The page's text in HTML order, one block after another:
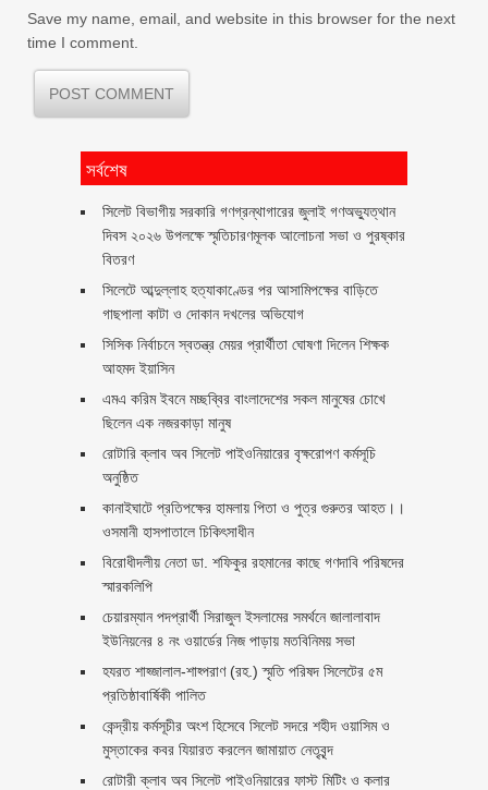
Save my name, email, and website in this browser for the next
time I comment.
সর্বশেষ
সিলেট বিভাগীয় সরকারি গণগ্রন্থাগারের জুলাই গণঅভ্যুত্থান
দিবস ২০২৬ উপলক্ষে স্মৃতিচারণমূলক আলোচনা সভা ও পুরষ্কার
বিতরণ ‎ ‎
সিলেটে আব্দুল্লাহ হত্যাকাণ্ডের পর আসামিপক্ষের বাড়িতে
গাছপালা কাটা ও দোকান দখলের অভিযোগ
সিসিক নির্বাচনে স্বতন্ত্র মেয়র প্রার্থীতা ঘোষণা দিলেন শিক্ষক
আহমদ ইয়াসিন
এমএ করিম ইবনে মচ্ছব্বির বাংলাদেশের সকল মানুষের চোখে
ছিলেন এক নজরকাড়া মানুষ ‎
রোটারি ক্লাব অব সিলেট পাইওনিয়ারের বৃক্ষরোপণ কর্মসূচি
অনুষ্ঠিত
কানাইঘাটে প্রতিপক্ষের হামলায় পিতা ও পুত্র গুরুতর আহত।।
ওসমানী হাসপাতালে চিকিৎসাধীন
বিরোধীদলীয় নেতা ডা. শফিকুর রহমানের কাছে গণদাবি পরিষদের
স্মারকলিপি ‎
চেয়ারম্যান পদপ্রার্থী সিরাজুল ইসলামের সমর্থনে জালালাবাদ
ইউনিয়নের ৪ নং ওয়ার্ডের নিজ পাড়ায় মতবিনিময় সভা
হযরত শাহ্জালাল-শাহ্পরাণ (রহ.) স্মৃতি পরিষদ সিলেটের ৫ম
প্রতিষ্ঠাবার্ষিকী পালিত ‎​
কেন্দ্রীয় কর্মসূচীর অংশ হিসেবে সিলেট সদরে শহীদ ওয়াসিম ও
মুস্তাকের কবর যিয়ারত করলেন জামায়াত নেতৃবৃন্দ ‎
রোটারী ক্লাব অব সিলেট পাইওনিয়ারের ফাস্ট মিটিং ও কলার